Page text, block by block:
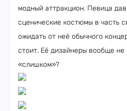
модный аттракцион. Певица
сценические костюмы в часть
ожидать от неё обычного
стоит. Её дизайнеры вообще не
«слишком»?